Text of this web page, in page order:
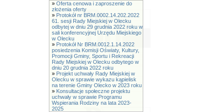
» Oferta cenowa i zaproszenie do
złożenia oferty
» Protokół nr BRM.0002.14.202.2022
61. sesji Rady Miejskiej w Olecku
odbytej w dniu 29 grudnia 2022 roku w
sali konferencyjnej Urzędu Miejskiego
w Olecku
» Protokół Nr BRM.0012.1.14.2022
posiedzenia Komisji Oświaty, Kultury,
Promocji Gminy, Sportu i Rekreacji
Rady Miejskiej w Olecku odbytego w
dniu 20 grudnia 2022 roku
» Projekt uchwały Rady Miejskiej w
Olecku w sprawie wykazu kąpielisk
na terenie Gminy Olecko w 2023 roku
» Konsultacje społeczne projektu
uchwały w sprawie Programu
Wspierania Rodziny na lata 2023-
2025